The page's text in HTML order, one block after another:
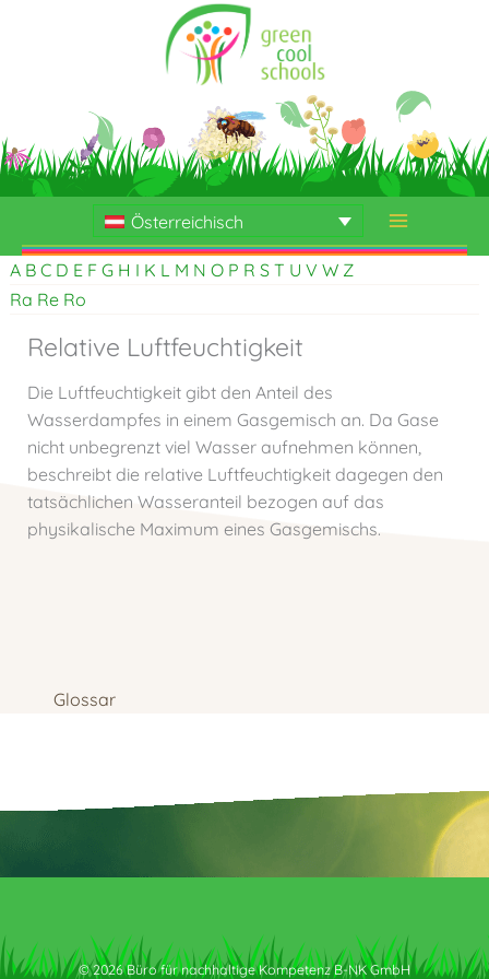
Österreichisch
A B C D E F G H I K L M N O P R S T U V W Z
Ra Re Ro
Relative Luftfeuchtigkeit
Die Luftfeuchtigkeit gibt den Anteil des
Wasserdampfes in einem Gasgemisch an. Da Gase
nicht unbegrenzt viel Wasser aufnehmen können,
beschreibt die relative Luftfeuchtigkeit dagegen den
tatsächlichen Wasseranteil bezogen auf das
physikalische Maximum eines Gasgemischs.
Glossar
© 2026 Büro für nachhaltige Kompetenz B-NK GmbH